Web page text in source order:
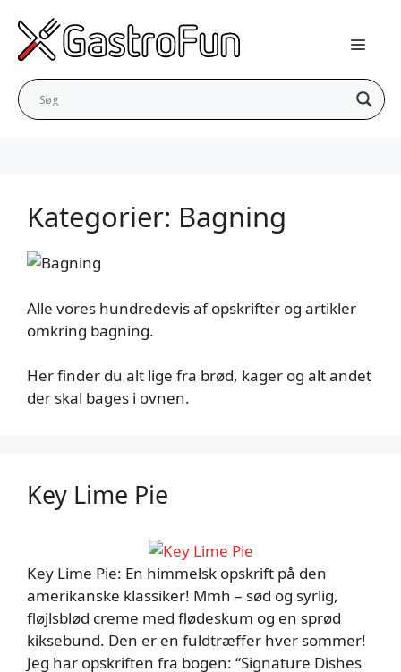
indhold
Kategorier: Bagning
Alle vores hundredevis af opskrifter og artikler
omkring bagning.
Her finder du alt lige fra brød, kager og alt andet
der skal bages i ovnen.
Key Lime Pie
Key Lime Pie: En himmelsk opskrift på den
amerikanske klassiker! Mmh – sød og syrlig,
fløjlsblød creme med flødeskum og en sprød
kiksebund. Den er en fuldtræffer hver sommer!
Jeg har opskriften fra bogen: “Signature Dishes